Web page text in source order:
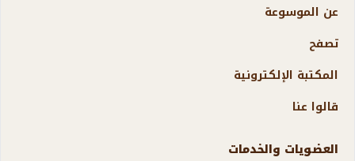
عن الموسوعة
تصفح
المكتبة الإلكترونية
قالوا عنا
العضويات والخدمات